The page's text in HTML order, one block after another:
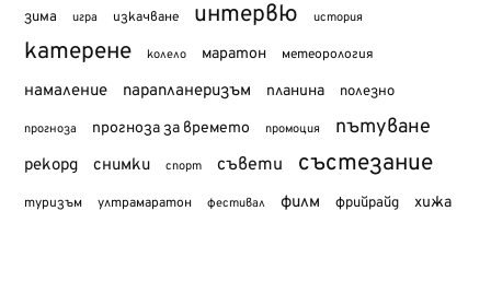
зима игра изкачване интервю история
катерене колело маратон метеорология
намаление парапланеризъм планина полезно
прогноза прогноза за времето промоция пътуване
рекорд снимки спорт съвети състезание
туризъм ултрамаратон фестивал филм фрийрайд хижа